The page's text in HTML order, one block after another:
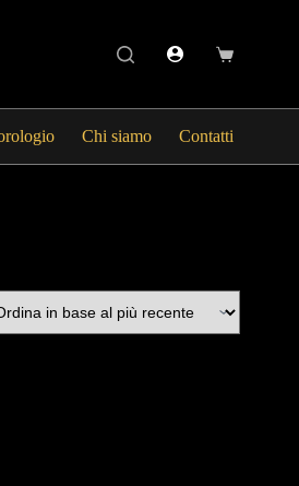
TUTTI I MARCHI
Chi siamo Contatti